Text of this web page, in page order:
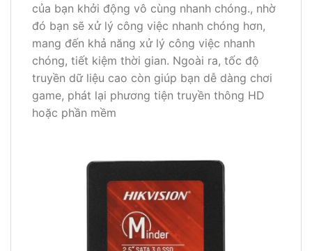
của bạn khởi động vô cùng nhanh chóng., nhờ
đó bạn sẽ xử lý công việc nhanh chóng hơn,
mang đến khả năng xử lý công việc nhanh
chóng, tiết kiệm thời gian. Ngoài ra, tốc độ
truyền dữ liệu cao còn giúp bạn dễ dàng chơi
game, phát lại phương tiện truyền thông HD
hoặc phần mềm